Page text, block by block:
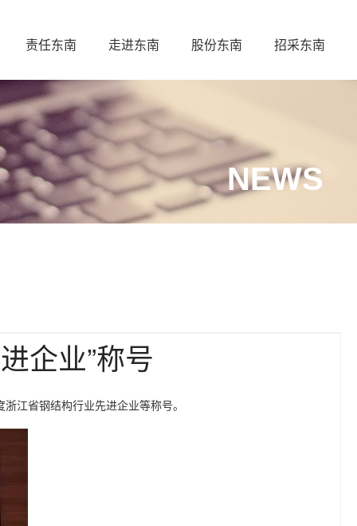
责任东南 走进东南 股份东南 招采东南
NEWS
企业”称号
省钢结构行业先进企业等称号。